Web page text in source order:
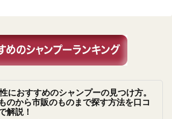
におすすめのシャンプーの見つけ方。
のから市販のものまで探す方法を口コ
解説！